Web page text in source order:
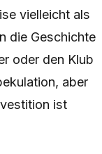
vielleicht als
die Geschichte
oder den Klub
aber
ist